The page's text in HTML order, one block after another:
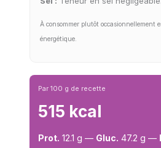
À consommer plutôt occasionnellement
énergétique.
Par 100 g de recette
515 kcal
Prot. 12.1 g — Gluc. 47.2 g —